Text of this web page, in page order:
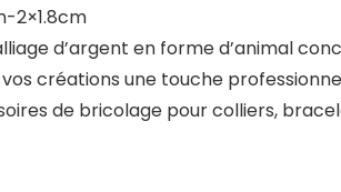
2×1.8cm
d’argent en forme d’animal
créations une touche
de bricolage pour colliers,